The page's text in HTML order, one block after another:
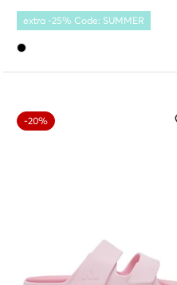
extra -25% Code: SUMMER
-20%